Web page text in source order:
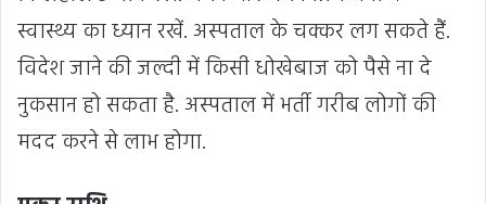
स्वास्थ्य का ध्यान रखें. अस्पताल के चक्कर लग सकते हैं.
विदेश जाने की जल्दी में किसी धोखेबाज को पैसे ना दे
नुकसान हो सकता है. अस्पताल में भर्ती गरीब लोगों की
मदद करने से लाभ होगा.